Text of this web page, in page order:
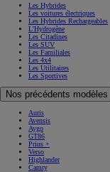
Les Hybrides
Les voitures électriques
Les Hybrides Rechargeables
L'Hydrogène
Les Citadines
Les SUV
Les Familiales
Les 4x4
Les Utilitaires
Les Sportives
Nos précédents modèles
Auris
Avensis
Aygo
GT86
Prius +
Verso
Highlander
Camry